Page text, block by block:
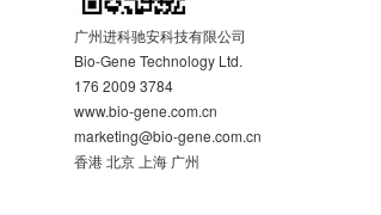
广州进科驰安科技有限公司
Bio-Gene Technology Ltd.
176 2009 3784
www.bio-gene.com.cn
marketing@bio-gene.com.cn
香港 北京 上海 广州